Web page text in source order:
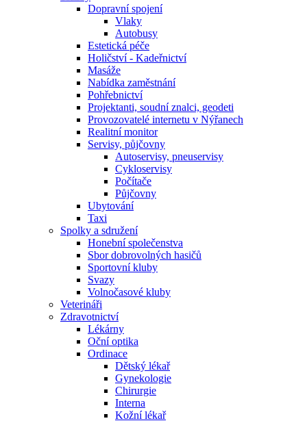
Dopravní spojení
Vlaky
Autobusy
Estetická péče
Holičství - Kadeřnictví
Masáže
Nabídka zaměstnání
Pohřebnictví
Projektanti, soudní znalci, geodeti
Provozovatelé internetu v Nýřanech
Realitní monitor
Servisy, půjčovny
Autoservisy, pneuservisy
Cykloservisy
Počítače
Půjčovny
Ubytování
Taxi
Spolky a sdružení
Honební společenstva
Sbor dobrovolných hasičů
Sportovní kluby
Svazy
Volnočasové kluby
Veterináři
Zdravotnictví
Lékárny
Oční optika
Ordinace
Dětský lékař
Gynekologie
Chirurgie
Interna
Kožní lékař